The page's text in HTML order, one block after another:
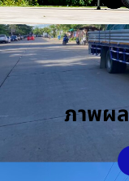
ภาพผ